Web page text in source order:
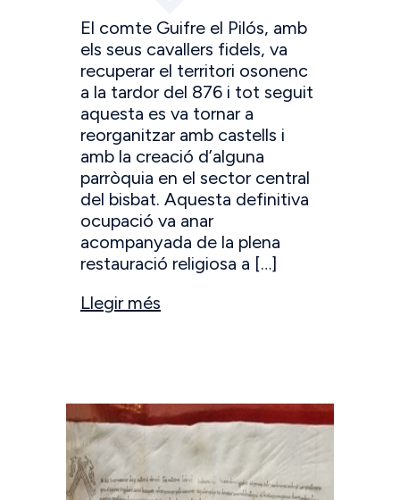
El comte Guifre el Pilós, amb
els seus cavallers fidels, va
recuperar el territori osonenc
a la tardor del 876 i tot seguit
aquesta es va tornar a
reorganitzar amb castells i
amb la creació d’alguna
parròquia en el sector central
del bisbat. Aquesta definitiva
ocupació va anar
acompanyada de la plena
restauració religiosa a […]
Llegir més